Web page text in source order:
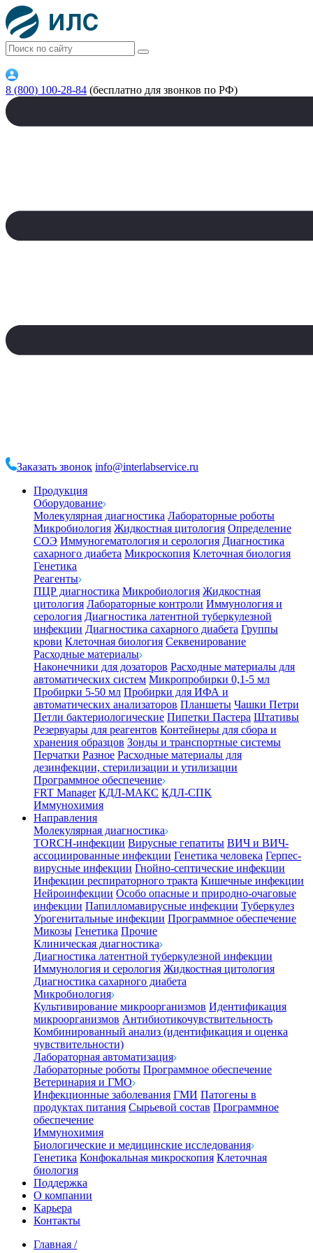
8 (800) 100-28-84 (бесплатно для звонков по РФ)
Заказать звонок info@interlabservice.ru
Продукция
Оборудование
Молекулярная диагностика Лабораторные роботы
Микробиология Жидкостная цитология Определение
СОЭ Иммуногематология и серология Диагностика
сахарного диабета Микроскопия Клеточная биология
Генетика
Реагенты
ПЦР диагностика Микробиология Жидкостная
цитология Лабораторные контроли Иммунология и
серология Диагностика латентной туберкулезной
инфекции Диагностика сахарного диабета Группы
крови Клеточная биология Секвенирование
Расходные материалы
Наконечники для дозаторов Расходные материалы для
автоматических систем Микропробирки 0,1-5 мл
Пробирки 5-50 мл Пробирки для ИФА и
автоматических анализаторов Планшеты Чашки Петри
Петли бактериологические Пипетки Пастера Штативы
Резервуары для реагентов Контейнеры для сбора и
хранения образцов Зонды и транспортные системы
Перчатки Разное Расходные материалы для
дезинфекции, стерилизации и утилизации
Программное обеспечение
FRT Manager КДЛ-МАКС КДЛ-СПК
Иммунохимия
Направления
Молекулярная диагностика
TORCH-инфекции Вирусные гепатиты ВИЧ и ВИЧ-
ассоциированные инфекции Генетика человека Герпес-
вирусные инфекции Гнойно-септические инфекции
Инфекции респираторного тракта Кишечные инфекции
Нейроинфекции Особо опасные и природно-очаговые
инфекции Папилломавирусные инфекции Туберкулез
Урогенитальные инфекции Программное обеспечение
Микозы Генетика Прочие
Клиническая диагностика
Диагностика латентной туберкулезной инфекции
Иммунология и серология Жидкостная цитология
Диагностика сахарного диабета
Микробиология
Культивирование микроорганизмов Идентификация
микроорганизмов Антибиотикочувствительность
Комбинированный анализ (идентификация и оценка
чувствительности)
Лабораторная автоматизация
Лабораторные роботы Программное обеспечение
Ветеринария и ГМО
Инфекционные заболевания ГМИ Патогены в
продуктах питания Сырьевой состав Программное
обеспечение
Иммунохимия
Биологические и медицинские исследования
Генетика Конфокальная микроскопия Клеточная
биология
Поддержка
О компании
Карьера
Контакты
Главная /